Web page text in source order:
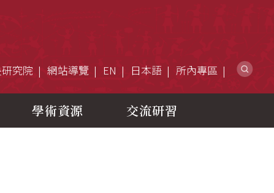
究院 網站導覽 EN 日本語 所內專區
學術資源 交流研習